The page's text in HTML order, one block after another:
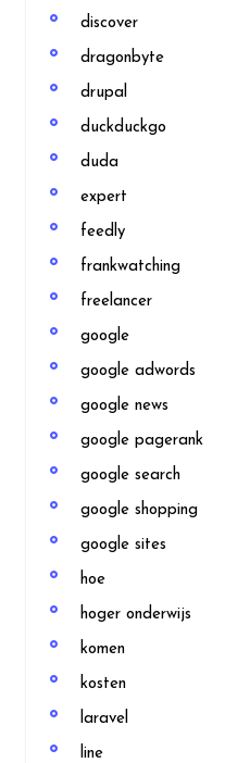
discover
dragonbyte
drupal
duckduckgo
duda
expert
feedly
frankwatching
freelancer
google
google adwords
google news
google pagerank
google search
google shopping
google sites
hoe
hoger onderwijs
komen
kosten
laravel
line